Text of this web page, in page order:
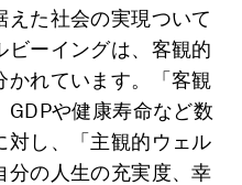
えた社会の実現ついて
ビーイングは、客観的
かれています。「客観
や健康寿命など数
対し、「主観的ウェル
分の人生の充実度、幸